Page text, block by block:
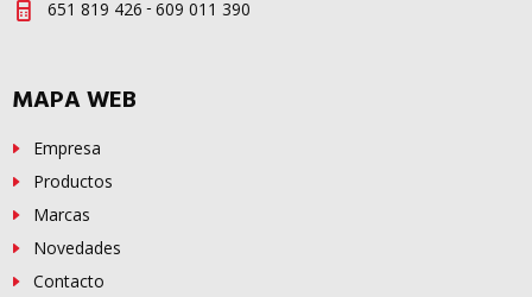
651 819 426 - 609 011 390
MAPA WEB
Empresa
Productos
Marcas
Novedades
Contacto